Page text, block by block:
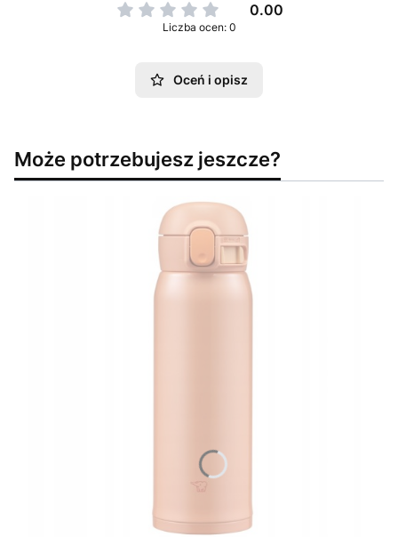
0.00
Liczba ocen: 0
Oceń i opisz
Może potrzebujesz jeszcze?